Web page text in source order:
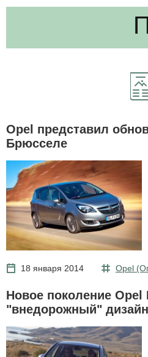
Opel представил
Брюсселе
18 января 2014 Opel
Новое поколение Opel
"внедорожный" дизайн